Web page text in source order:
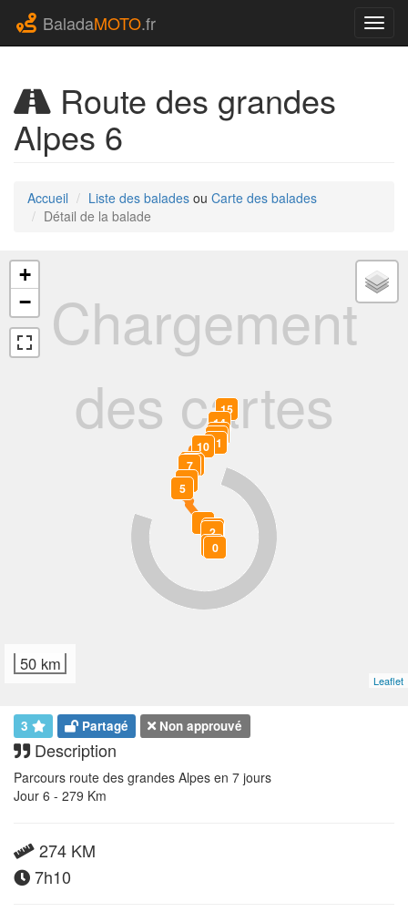
BaladaMOTO.fr
Route des grandes
Alpes 6
Accueil Liste des balades ou Carte des balades
Détail de la balade
Chargement
des cartes
0
1
2
3
4
56
78
9
10 11
12
13
14
15
+
−
50 km
Leaflet
3 Partagé Non approuvé
Description
Parcours route des grandes Alpes en 7 jours
Jour 6 - 279 Km
274 KM
7h10